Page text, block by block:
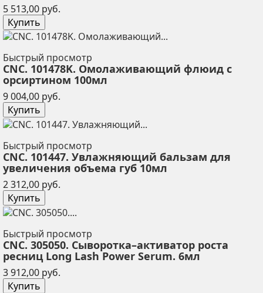
5 513,00 руб.
Купить
Быстрый просмотр
CNC. 101478K. Омолаживающий флюид с
орсиртином 100мл
9 004,00 руб.
Купить
Быстрый просмотр
CNC. 101447. Увлажняющий бальзам для
увеличения объема губ 10мл
2 312,00 руб.
Купить
Быстрый просмотр
CNC. 305050. Сыворотка–активатор роста
ресниц Long Lash Power Serum. 6мл
3 912,00 руб.
Купить